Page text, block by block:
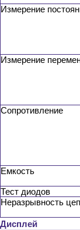
Измерение
Измерение
Сопротивление
Емкость
Тест диодов
Неразрывность
Дисплей